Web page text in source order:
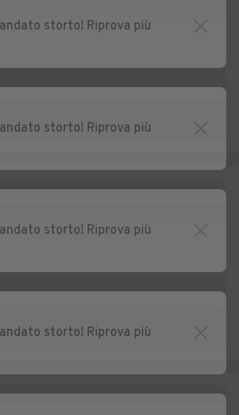
Auto usate Montegrotto
Auto usate Pernumia
Auto usate Piazzola sul
Dese Auto usate Piove di Sacco
Auto usate Ponso
Auto usate Saccolongo
storto! Riprova più
storto! Riprova più
storto! Riprova più
storto! Riprova più